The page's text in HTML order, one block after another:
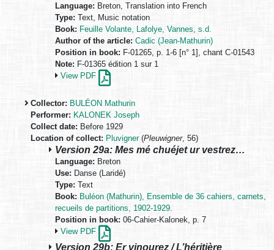
Language: Breton, Translation into French
Type: Text, Music notation
Book: Feuille Volante, Lafolye, Vannes, s.d.
Author of the article: Cadic (Jean-Mathurin)
Position in book: F-01265, p. 1-6 [n° 1], chant C-01543
Note: F-01365 édition 1 sur 1
View PDF
Collector: BULÉON Mathurin
Performer: KALONEK Joseph
Collect date: Before 1929
Location of collect: Pluvigner(Pleuwigner, 56)
Version 29a: Mes mé chuéjet ur vestrez…
Language: Breton
Use: Danse (Laridé)
Type: Text
Book: Buléon (Mathurin), Ensemble de 36 cahiers, carnets,
recueils de partitions, 1902-1929.
Position in book: 06-Cahier-Kalonek, p. 7
View PDF
Version 29b: Er vinourez / L’héritière